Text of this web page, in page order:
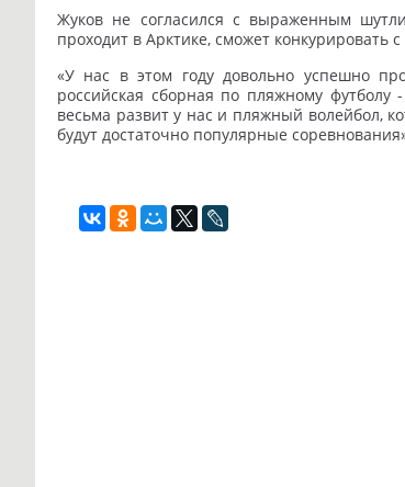
Жуков не согласился с выраженным
проходит в Арктике, сможет конкурировать
«У нас в этом году довольно успешно
российская сборная по пляжному
весьма развит у нас и пляжный волейбол,
будут достаточно популярные